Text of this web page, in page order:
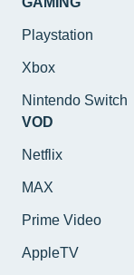
Playstation
Xbox
Nintendo Switch
VOD
Netflix
MAX
Prime Video
AppleTV